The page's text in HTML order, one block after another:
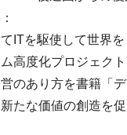
ITを駆使して世界
高度化プロジェク
のあり方を書籍「
たな価値の創造を